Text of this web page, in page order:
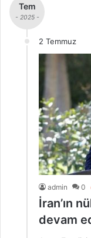
Tem
- 2025 -
2 Temmuz
admin 0
İran’ın
devam